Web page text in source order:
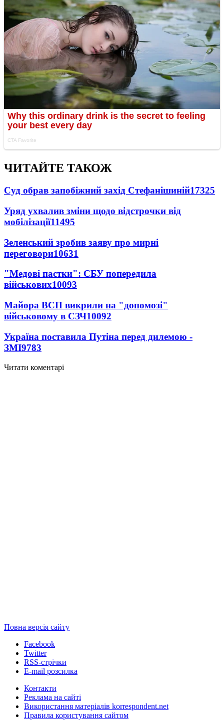
ЧИТАЙТЕ ТАКОЖ
Суд обрав запобіжний захід Стефанішиній17325
Уряд ухвалив зміни щодо відстрочки від
мобілізації11495
Зеленський зробив заяву про мирні
переговори10631
"Медові пастки": СБУ попередила
військових10093
Майора ВСП викрили на "допомозі"
військовому в СЗЧ10092
Україна поставила Путіна перед дилемою -
ЗМІ9783
Читати коментарі
Повна версія сайту
Facebook
Twitter
RSS-стрічки
E-mail розсилка
Контакти
Реклама на сайті
Використання матеріалів korrespondent.net
Правила користування сайтом